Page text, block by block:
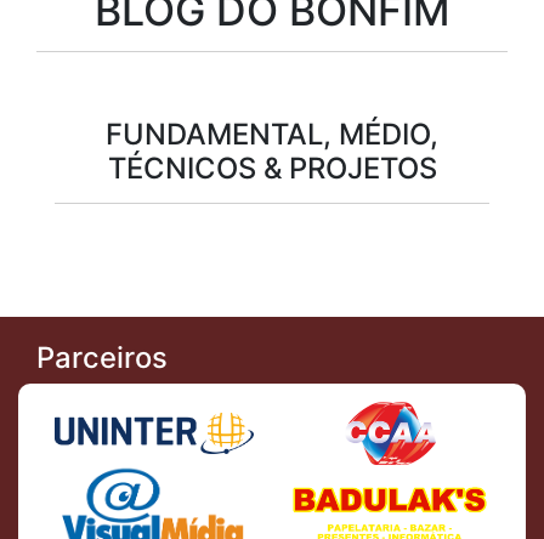
BLOG DO BONFIM
FUNDAMENTAL, MÉDIO,
TÉCNICOS & PROJETOS
Parceiros